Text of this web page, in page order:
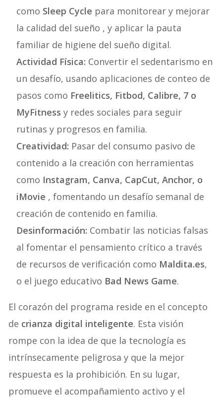
como Sleep Cycle para monitorear y mejorar
la calidad del sueño , y aplicar la pauta
familiar de higiene del sueño digital.
Actividad Física: Convertir el sedentarismo en
un desafío, usando aplicaciones de conteo de
pasos como Freelitics, Fitbod, Calibre, 7 o
MyFitness y redes sociales para seguir
rutinas y progresos en familia.
Creatividad: Pasar del consumo pasivo de
contenido a la creación con herramientas
como Instagram, Canva, CapCut, Anchor, o
iMovie , fomentando un desafío semanal de
creación de contenido en familia.
Desinformación: Combatir las noticias falsas
al fomentar el pensamiento crítico a través
de recursos de verificación como Maldita.es,
o el juego educativo Bad News Game.
El corazón del programa reside en el concepto
de crianza digital inteligente. Esta visión
rompe con la idea de que la tecnología es
intrínsecamente peligrosa y que la mejor
respuesta es la prohibición. En su lugar,
promueve el acompañamiento activo y el